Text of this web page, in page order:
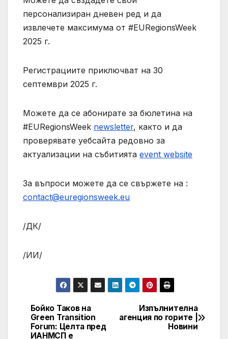
персонализиран дневен ред и да
извлечете максимума от #EURegionsWeek
2025 г.
Регистрациите приключват на 30
септември 2025 г.
Можете да се абонирате за бюлетина на
#EURegionsWeek newsletter, както и да
проверявате уебсайта редовно за
актуализации на събитията event website
За въпроси можете да се свържете на :
contact@euregionsweek.eu
/ДК/
/ИИ/
Post
navigation
Изпълнителна
агенция по горите |
Новини
Бойко Таков на
Green Transition
Forum: Целта пред
ИАНМСП е